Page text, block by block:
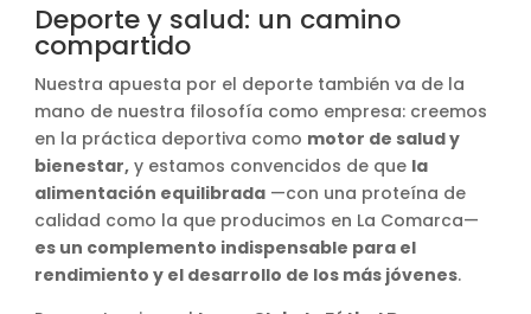
Deporte y salud: un camino
compartido
Nuestra apuesta por el deporte también va de la
mano de nuestra filosofía como empresa: creemos
en la práctica deportiva como motor de salud y
bienestar, y estamos convencidos de que la
alimentación equilibrada —con una proteína de
calidad como la que producimos en La Comarca—
es un complemento indispensable para el
rendimiento y el desarrollo de los más jóvenes.